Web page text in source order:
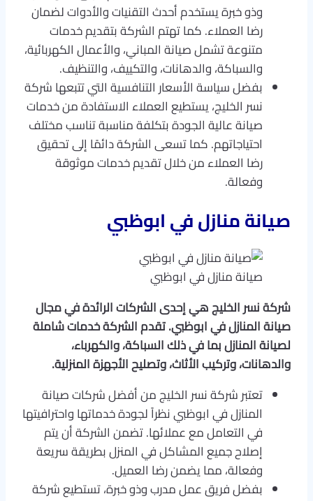
وذو خبرة يستخدم أحدث التقنيات والأدوات لضمان
رضا العملاء. كما تهتم الشركة بتقديم خدمات
متنوعة تشمل صيانة المباني، والأعمال الكهربائية،
والسباكة، والدهانات، والتكييف، والتنظيف.
بفضل سياسة الأسعار التنافسية التي تتبعها شركة
نسر الخليج، يستطيع العملاء الاستفادة من خدمات
صيانة عالية الجودة بتكلفة مناسبة تناسب مختلف
احتياجاتهم. كما تسعى الشركة دائمًا إلى تحقيق
رضا العملاء من خلال تقديم خدمات موثوقة
وفعالة.
صيانة منازل في ابوظبي
صيانة منازل في ابوظبي
شركة نسر الخليج هي إحدى الشركات الرائدة في مجال
صيانة المنازل في ابوظبي. تقدم الشركة خدمات شاملة
لصيانة المنازل بما في ذلك السباكة، والكهرباء،
والدهانات، وتركيب الأثاث، وتصليح الأجهزة المنزلية.
تعتبر شركة نسر الخليج من أفضل شركات صيانة
المنازل في ابوظبي نظراً لجودة خدماتها واحترافيتها
في التعامل مع عملائها. تضمن الشركة أن يتم
إصلاح جميع المشاكل في المنزل بطريقة سريعة
وفعالة، مما يضمن رضا العميل.
بفضل فريق عمل مدرب وذو خبرة، تستطيع شركة